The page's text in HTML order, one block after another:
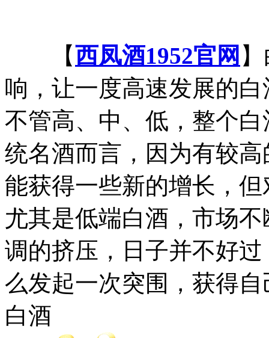
【西凤酒1952官网
响，让一度高速发展的
不管高、中、低，整个
统名酒而言，因为有较
能获得一些新的增长，
尤其是低端白酒，市场
调的挤压，日子并不好
么发起一次突围，获得
白酒